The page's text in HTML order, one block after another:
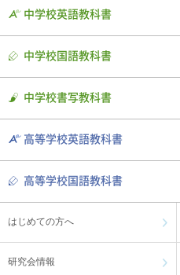
中学校英語教科書
中学校国語教科書
中学校書写教科書
高等学校英語教科書
高等学校国語教科書
はじめての方へ
研究会情報